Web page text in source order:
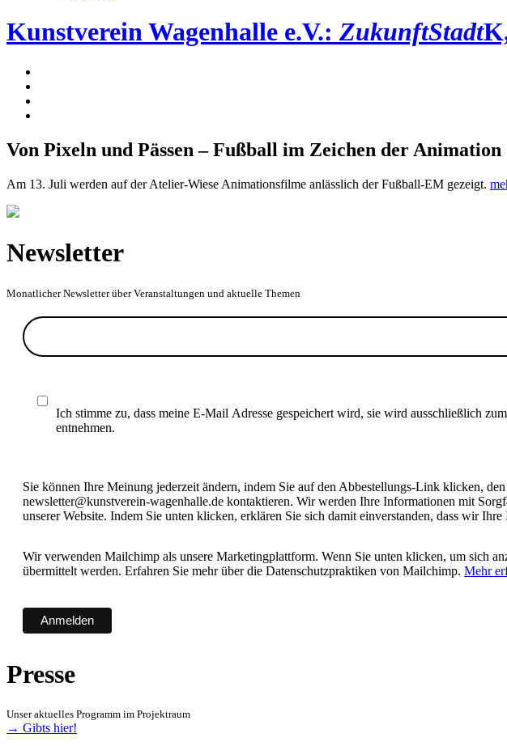
Kunstverein Wagenhalle e.V.: ZukunftStadt
Von Pixeln und Pässen – Fußball im Zeichen der Animation
Am 13. Juli werden auf der Atelier-Wiese Animationsfilme anlässlich der Fußball-EM gezeigt.
Newsletter
Monatlicher Newsletter über Veranstaltungen und aktuelle Themen
Ich stimme zu, dass meine E-Mail Adresse gespeichert wird, sie wird ausschließlich
entnehmen.
Sie können Ihre Meinung jederzeit ändern, indem Sie auf den Abbestellungs-Link klicken,
newsletter@kunstverein-wagenhalle.de kontaktieren. Wir werden Ihre Informationen mit
unserer Website. Indem Sie unten klicken, erklären Sie sich damit einverstanden, dass wir
Wir verwenden Mailchimp als unsere Marketingplattform. Wenn Sie unten klicken, um sich
übermittelt werden. Erfahren Sie mehr über die Datenschutzpraktiken von Mailchimp. Mehr
Presse
Unser aktuelles Programm im Projektraum
→ Gibts hier!